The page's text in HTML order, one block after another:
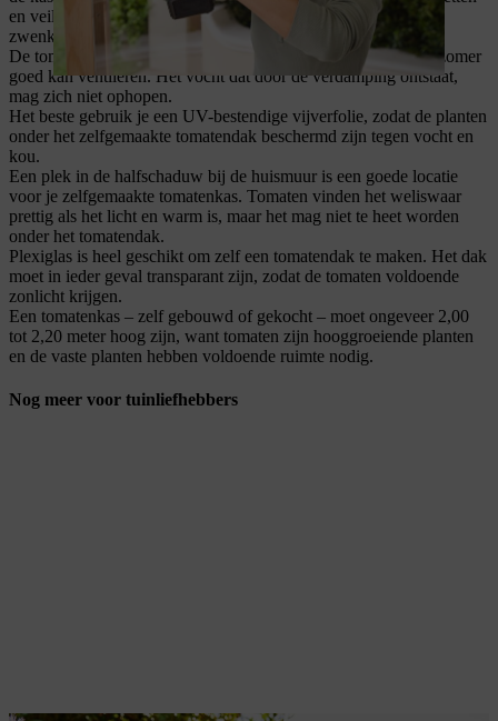
en veilig bevestigen – bijvoorbeeld door de remmen van de
zwenkwielen correct in te stellen.
De tomatenkas moet open kunnen, zodat je hem vooral in de zomer
goed kan ventileren. Het vocht dat door de verdamping ontstaat,
mag zich niet ophopen.
Het beste gebruik je een UV-bestendige vijverfolie, zodat de planten
onder het zelfgemaakte tomatendak beschermd zijn tegen vocht en
kou.
Een plek in de halfschaduw bij de huismuur is een goede locatie
voor je zelfgemaakte tomatenkas. Tomaten vinden het weliswaar
prettig als het licht en warm is, maar het mag niet te heet worden
onder het tomatendak.
Plexiglas is heel geschikt om zelf een tomatendak te maken. Het dak
moet in ieder geval transparant zijn, zodat de tomaten voldoende
zonlicht krijgen.
Een tomatenkas – zelf gebouwd of gekocht – moet ongeveer 2,00
tot 2,20 meter hoog zijn, want tomaten zijn hooggroeiende planten
en de vaste planten hebben voldoende ruimte nodig.
Nog meer voor tuinliefhebbers